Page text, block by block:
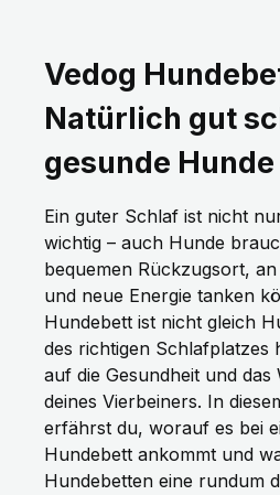
Vedog
Natürlich gut
gesunde Hunde
Ein guter Schlaf ist nicht
wichtig – auch Hunde
bequemen Rückzugsort,
und neue Energie tanken
Hundebett ist nicht gleich
des richtigen Schlafplatzes
auf die Gesundheit und das
deines Vierbeiners. In
erfährst du, worauf es bei
Hundebett ankommt und
Hundebetten eine rundum